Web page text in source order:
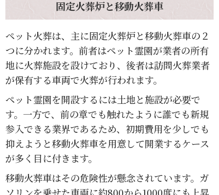
固定火葬炉と移動火葬車
ペット火葬は、主に固定火葬炉と移動火葬車の２
つに分かれます。前者はペット霊園が業者の所有
地に火葬施設を設けており、後者は訪問火葬業者
が保有する車両で火葬が行われます。
ペット霊園を開設するには土地と施設が必要で
す。一方で、前の章でも触れたように誰でも新規
参入できる業界であるため、初期費用を少しでも
抑えようと移動火葬車を用意して開業するケース
が多く目に付きます。
移動火葬車はその危険性が懸念されています。ガ